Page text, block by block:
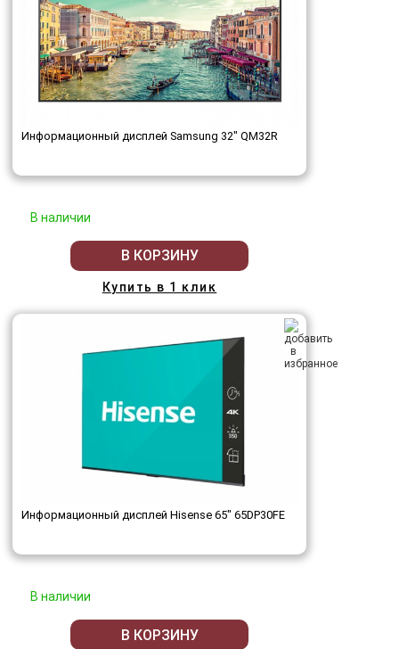
Информационный дисплей Samsung 32" QM32R
В наличии
В КОРЗИНУ
Купить в 1 клик
Информационный дисплей Hisense 65" 65DP30FE
В наличии
В КОРЗИНУ